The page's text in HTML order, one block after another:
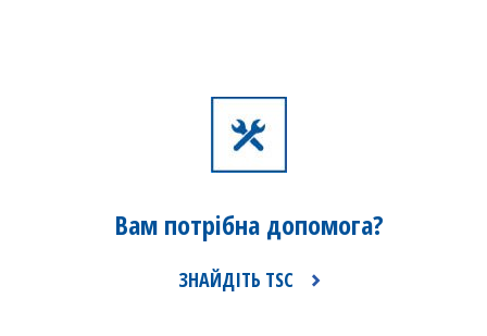
Вам потрібна допомога?
ЗНАЙДІТЬ TSC